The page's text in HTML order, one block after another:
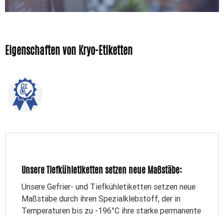
Eigenschaften von Kryo-Etiketten
Unsere Tiefkühletiketten setzen neue Maßstäbe:
Unsere Gefrier- und Tiefkühletiketten setzen neue
Maßstäbe durch ihren Spezialklebstoff, der in
Temperaturen bis zu -196°C ihre starke permanente